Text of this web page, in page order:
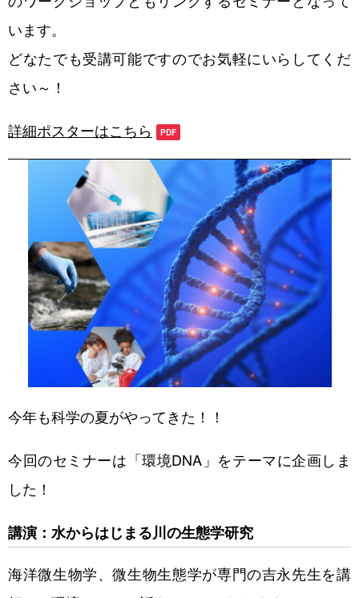
います。
どなたでも受講可能ですのでお気軽にいらしてくだ
さい～！
詳細ポスターはこちら
今年も科学の夏がやってきた！！
今回のセミナーは「環境DNA」をテーマに企画しま
した！
講演：水からはじまる川の生態学研究
海洋微生物学、微生物生態学が専門の吉永先生を講